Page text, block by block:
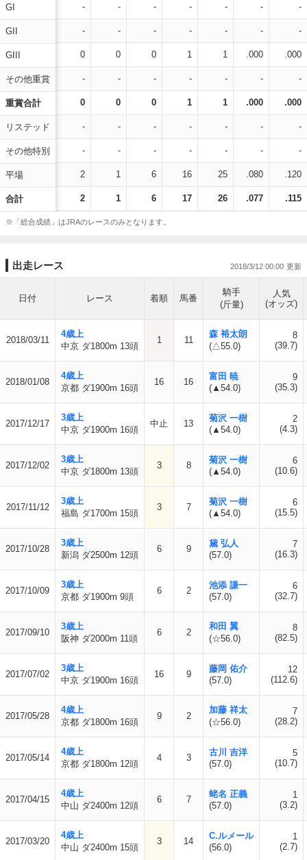
GI
GII
GIII
その他重賞
重賞合計
リステッド
その他特別
平場
合計
- - - - - - -
- - - - - - -
0 0 0 1 1 .000 .000
- - - - - - -
0 0 0 1 1 .000 .000
- - - - - - -
- - - - - - -
2 1 6 16 25 .080 .120
2 1 6 17 26 .077 .115
※「総合成績」はJRAのレースのみとなります。
出走レース 2018/3/12 00:00
日付 レース 着順 馬番
騎手
(斤量)
人気
(オッズ)
2018/03/11
4歳上
中京 ダ1800m 13頭
1 11
森 裕太朗
(△55.0)
8
(39.7)
2018/01/08
4歳上
京都 ダ1900m 16頭
16 16
富田 暁
(▲54.0)
9
(35.3)
2017/12/17
3歳上
中京 ダ1900m 16頭
中止 13
菊沢 一樹
(▲54.0)
2
(4.3)
2017/12/02
3歳上
中京 ダ1800m 13頭
3 8
菊沢 一樹
(▲54.0)
6
(10.6)
2017/11/12
3歳上
福島 ダ1700m 15頭
3 7
菊沢 一樹
(▲54.0)
6
(15.5)
2017/10/28
3歳上
新潟 ダ2500m 12頭
6 9
黛 弘人
(57.0)
7
(16.3)
2017/10/09
3歳上
京都 ダ1900m 9頭
6 2
池添 謙一
(57.0)
6
(32.7)
2017/09/10
3歳上
阪神 ダ2000m 11頭
6 2
和田 翼
(☆56.0)
8
(82.5)
2017/07/02
3歳上
中京 ダ1900m 16頭
16 9
藤岡 佑介
(57.0)
12
(112.6)
2017/05/28
4歳上
京都 ダ1800m 16頭
9 2
加藤 祥太
(☆56.0)
7
(28.2)
2017/05/14
4歳上
京都 ダ1800m 12頭
4 3
古川 吉洋
(57.0)
5
(10.7)
2017/04/15
4歳上
中山 ダ2400m 12頭
6 7
蛯名 正義
(57.0)
1
(3.2)
2017/03/20
4歳上
中山 ダ2400m 15頭
3 14
C.ルメール
(56.0)
1
(2.7)